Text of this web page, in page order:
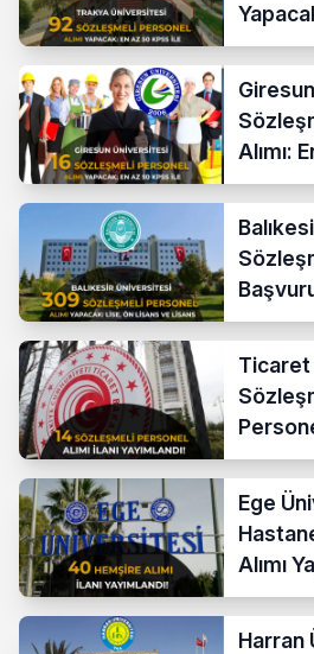
KPSS
Alımı:
Ticaret
ve
Ege
Alımı
Harran